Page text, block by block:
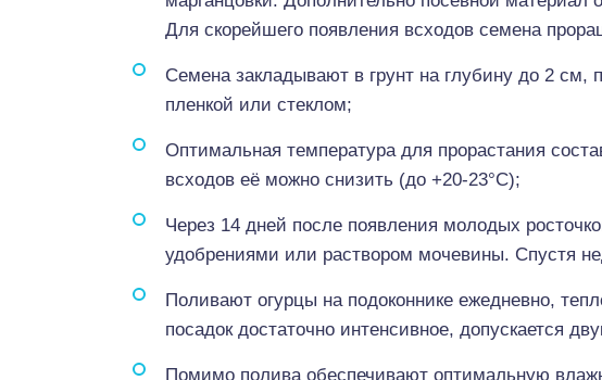
Для скорейшего появления всходов семена
Семена закладывают в грунт на глубину до 2
пленкой или стеклом;
Оптимальная температура для прорастания
всходов её можно снизить (до +20-23°С);
Через 14 дней после появления молодых
удобрениями или раствором мочевины. Спустя
Поливают огурцы на подоконнике ежедневно,
посадок достаточно интенсивное, допускается
Помимо полива обеспечивают оптимальную